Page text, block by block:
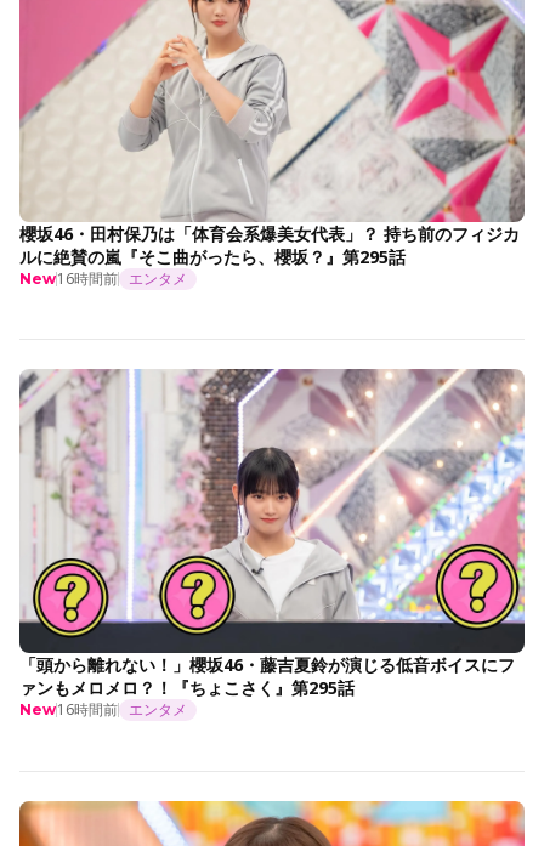
櫻坂46・田村保乃は「体育会系爆美女代表」？ 持ち前のフィジカ
ルに絶賛の嵐『そこ曲がったら、櫻坂？』第295話
New16時間前 エンタメ
「頭から離れない！」櫻坂46・藤吉夏鈴が演じる低音ボイスにフ
ァンもメロメロ？！『ちょこさく』第295話
New16時間前 エンタメ